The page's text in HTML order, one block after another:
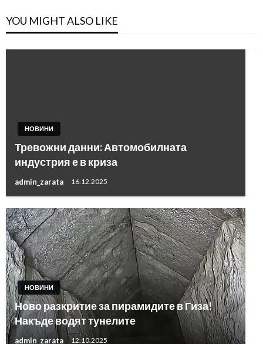
YOU MIGHT ALSO LIKE
НОВИНИ
Тревожни данни: Автомобилната
индустрия е в криза
admin_zarata 16.12.2025
НОВИНИ
Ново разкритие за пирамидите в Гиза!
Накъде водят тунелите
admin_zarata 12.10.2025